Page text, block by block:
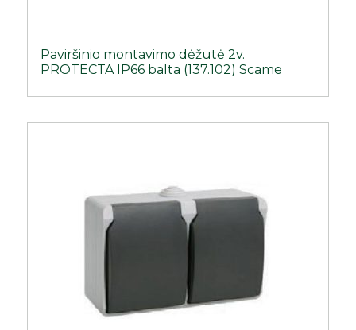
Paviršinio montavimo dėžutė 2v.
PROTECTA IP66 balta (137.102) Scame